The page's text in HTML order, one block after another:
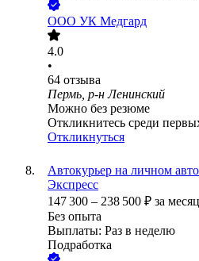
ООО УК Медгард
4.0
•
64 отзыва
Пермь, р-н Ленинский
Можно без резюме
Откликнитесь среди
Откликнуться
Автокурьер на личном
Экспресс
147 300 – 238 500 ₽ за
Без опыта
Выплаты: Раз в неделю
Подработка